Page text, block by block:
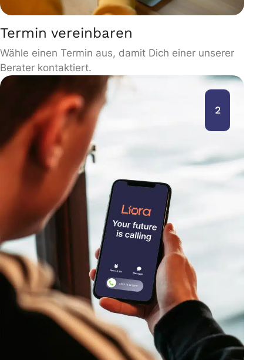
Termin vereinbaren
Wähle einen Termin aus, damit Dich einer unserer
Berater kontaktiert.
2